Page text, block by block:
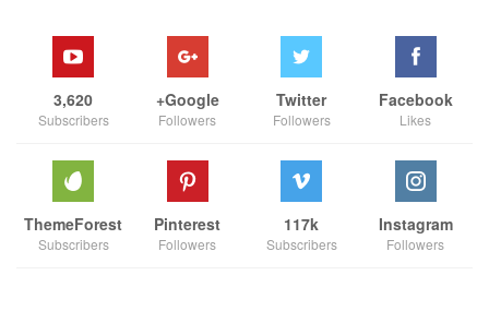
Facebook
Likes
Twitter
Followers
Google+
Followers
3,620
Subscribers
Instagram
Followers
117k
Subscribers
Pinterest
Followers
ThemeForest
Subscribers